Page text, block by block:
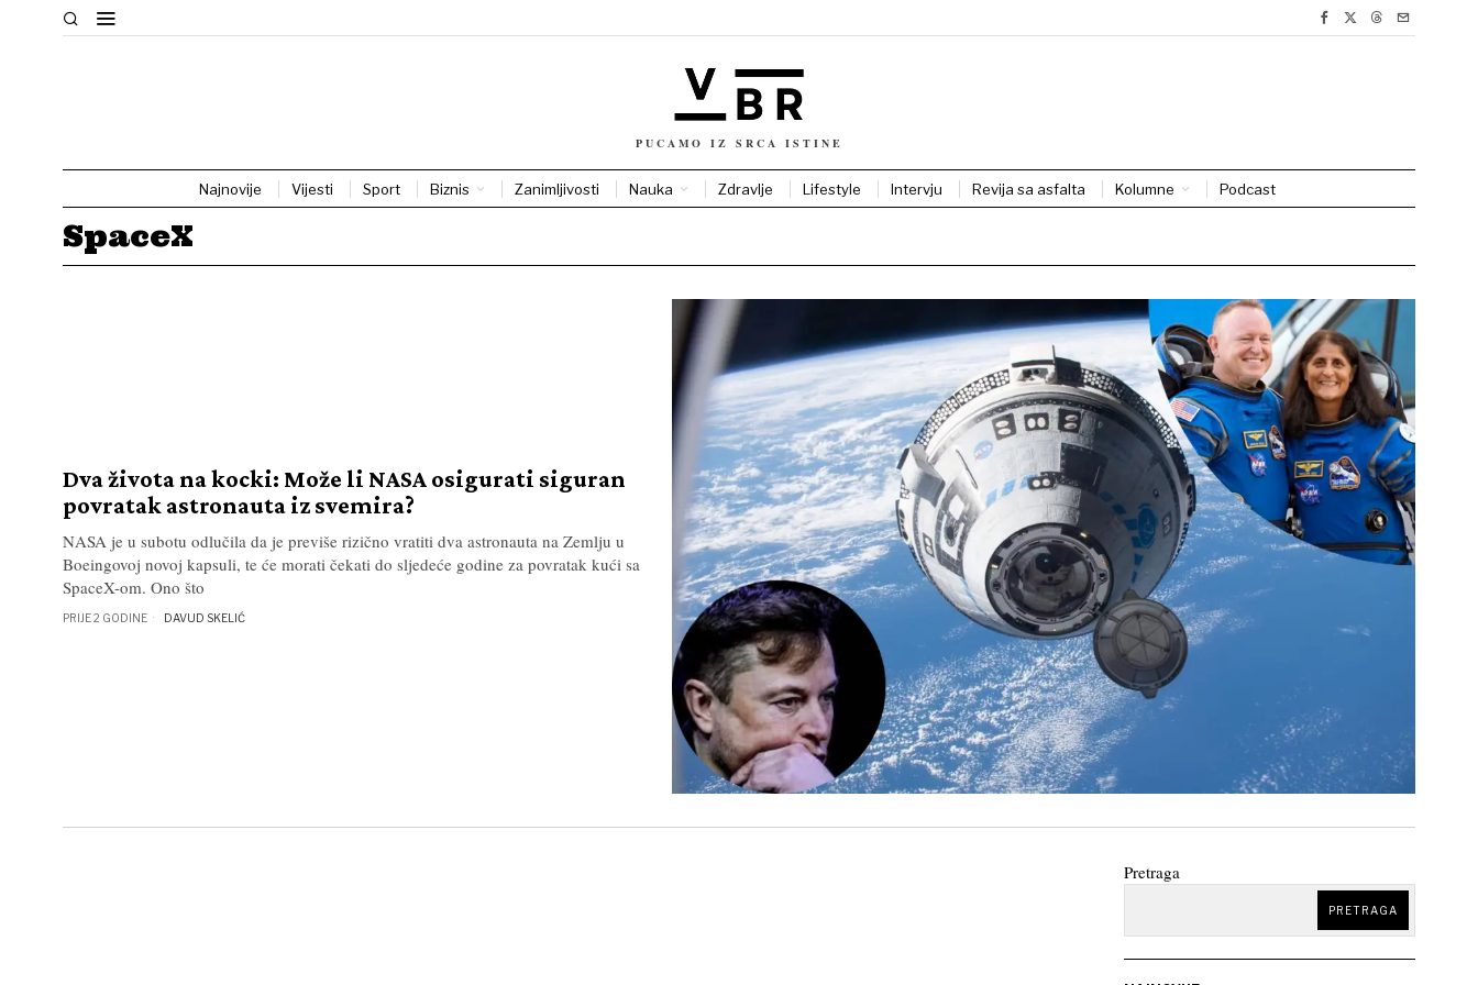
PUCAMO IZ SRCA ISTINE
Najnovije Vijesti Sport Biznis Zanimljivosti Nauka Zdravlje Lifestyle Intervju Revija sa asfalta Kolumne Podcast
SpaceX
Dva života na kocki: Može li NASA osigurati siguran
povratak astronauta iz svemira?
NASA je u subotu odlučila da je previše rizično vratiti dva astronauta na Zemlju u
Boeingovoj novoj kapsuli, te će morati čekati do sljedeće godine za povratak kući sa
SpaceX-om. Ono što
PRIJE 2 GODINE DAVUD SKELIĆ
Pretraga
PRETRAGA